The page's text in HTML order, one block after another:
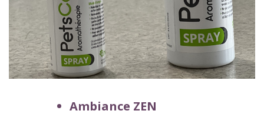
Ambiance ZEN